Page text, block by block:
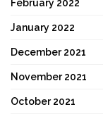
February 2022
January 2022
December 2021
November 2021
October 2021